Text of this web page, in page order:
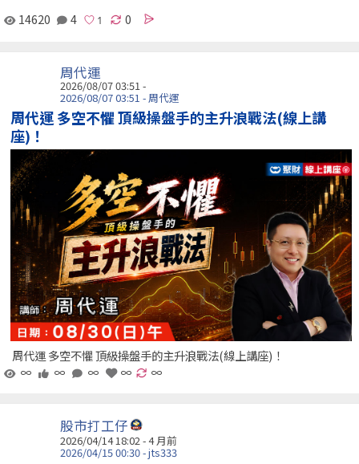
14620
4 0
周代運
2026/08/07 03:51 -
2026/08/07 03:51 - 周代運
周代運 多空不懼 頂級操盤手的主升浪戰法(線上講
座)！
周代運 多空不懼 頂級操盤手的主升浪戰法(線上講座)！
∞
∞ ∞ ∞ ∞
股市打工仔
2026/04/14 18:02 - 4 月前
2026/04/15 00:30 - jts333